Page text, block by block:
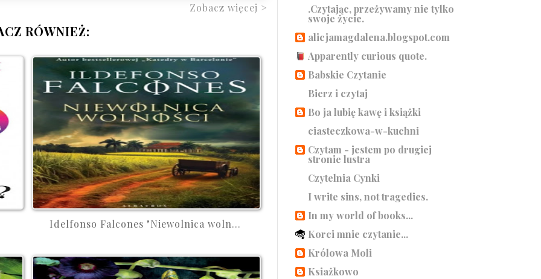
Zobacz więcej >
RÓWNIEŻ:
Idelfonso Falcones "Niewolnica woln...
.Czytając, przeżywamy nie tylko
swoje życie.
alicjamagdalena.blogspot.com
Apparently curious quote.
Babskie Czytanie
Bierz i czytaj
Bo ja lubię kawę i książki
ciasteczkowa-w-kuchni
Czytam - jestem po drugiej
stronie lustra
Czytelnia Cynki
I write sins, not tragedies.
In my world of books...
Korci mnie czytanie...
Królowa Moli
Ksiażkowo